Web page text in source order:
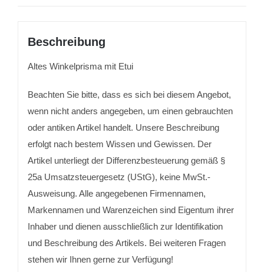
Beschreibung
Altes Winkelprisma mit Etui
Beachten Sie bitte, dass es sich bei diesem Angebot,
wenn nicht anders angegeben, um einen gebrauchten
oder antiken Artikel handelt. Unsere Beschreibung
erfolgt nach bestem Wissen und Gewissen. Der
Artikel unterliegt der Differenzbesteuerung gemäß §
25a Umsatzsteuergesetz (UStG), keine MwSt.-
Ausweisung. Alle angegebenen Firmennamen,
Markennamen und Warenzeichen sind Eigentum ihrer
Inhaber und dienen ausschließlich zur Identifikation
und Beschreibung des Artikels. Bei weiteren Fragen
stehen wir Ihnen gerne zur Verfügung!